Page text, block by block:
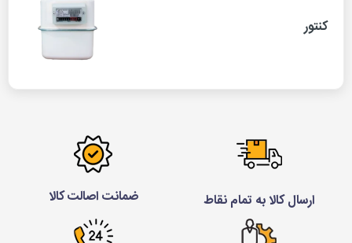
کنتور
ارسال کالا به تمام نقاط ضمانت اصالت کالا